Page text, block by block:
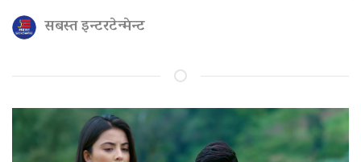
सबस्त इन्टरटेन्मेन्ट